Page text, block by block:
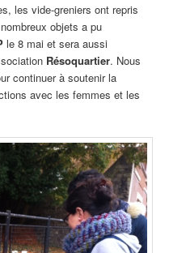
les vide-greniers ont repris
objets a pu
le 8 mai et sera aussi
Résoquartier. Nous
continuer à soutenir la
avec les femmes et les